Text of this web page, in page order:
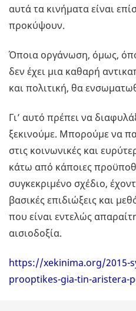
αυτά τα κινήματα είναι
προκύψουν.
Όποια οργάνωση, όμως,
δεν έχει μια καθαρή
και πολιτική, θα
Γι’ αυτό πρέπει να
ξεκινούμε. Μπορούμε να
στις κοινωνικές και
κάτω από κάποιες
συγκεκριμένο σχέδιο,
βασικές επιδιώξεις και
που είναι εντελώς
αισιοδοξία.
https://xekinima.org/2015-
prooptikes-gia-tin-aristera-